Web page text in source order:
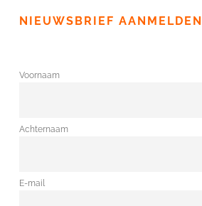
NIEUWSBRIEF AANMELDEN
Voornaam
Achternaam
E-mail